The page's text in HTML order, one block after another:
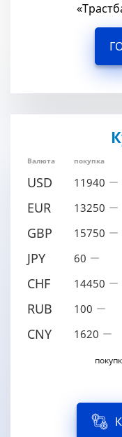
Валюта покупка
USD 11940
EUR 13250
GBP 15750
JPY 60
CHF 14450
RUB 100
CNY 1620